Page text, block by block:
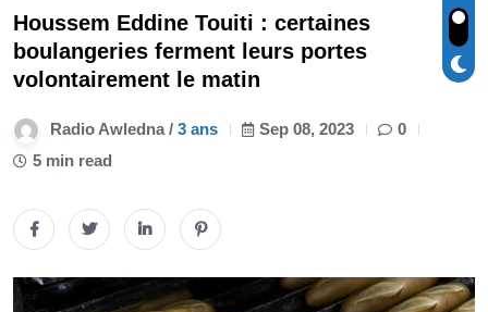
Houssem Eddine Touiti : certaines
boulangeries ferment leurs portes
volontairement le matin
Radio Awledna / 3 ans Sep 08, 2023
0
5 min read